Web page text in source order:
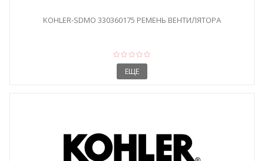
KOHLER-SDMO 330360175 РЕМЕНЬ ВЕНТИЛЯТОРА
ЕЩЕ